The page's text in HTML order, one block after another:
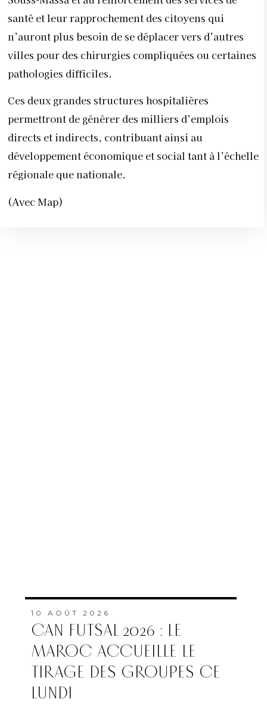
santé et leur rapprochement des citoyens qui
n’auront plus besoin de se déplacer vers d’autres
villes pour des chirurgies compliquées ou certaines
pathologies difficiles.
Ces deux grandes structures hospitalières
permettront de générer des milliers d’emplois
directs et indirects, contribuant ainsi au
développement économique et social tant à l’échelle
régionale que nationale.
(Avec Map)
10 AOÛT 2026
CAN FUTSAL 2026 : LE
MAROC ACCUEILLE LE
TIRAGE DES GROUPES CE
LUNDI